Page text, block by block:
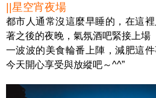
||星空宵夜場
都市人通常沒這麼早睡的，在這
著之後的夜晚，氣氛酒吧緊接上場
一波波的美食輪番上陣，減肥這
今天開心享受與放縱吧～^^”